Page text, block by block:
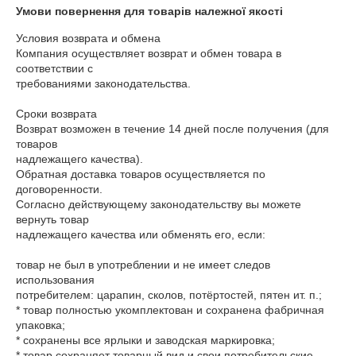
Умови повернення для товарів належної якості
Условия возврата и обмена
Компания осуществляет возврат и обмен товара в
соответствии с
требованиями законодательства.
Сроки возврата
Возврат возможен в течение 14 дней после получения (для
товаров
надлежащего качества).
Обратная доставка товаров осуществляется по
договоренности.
Согласно действующему законодательству вы можете
вернуть товар
надлежащего качества или обменять его, если:
товар не был в употреблении и не имеет следов
использования
потребителем: царапин, сколов, потёртостей, пятен ит. п.;
* товар полностью укомплектован и сохранена фабричная
упаковка;
* сохранены все ярлыки и заводская маркировка;